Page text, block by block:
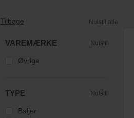
Tilbage Nulstil alle
VAREMÆRKE Nulstil
Øvrige
TYPE Nulstil
Baljer